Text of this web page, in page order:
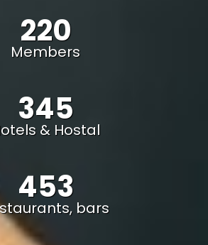
220
Members
345
& Hostal
453
bars